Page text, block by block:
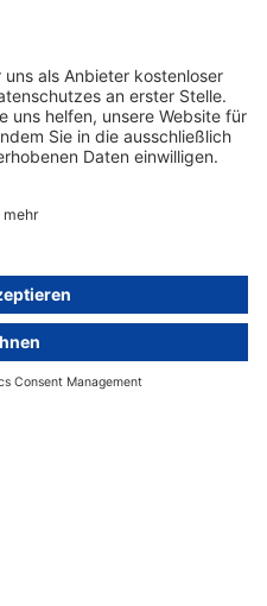
Gruppe
activeMind AG (Deutschland)
activeMind.uk (Vereinigtes
Compliance-Portal
Online-Schulungs-Portal
Karriereportal